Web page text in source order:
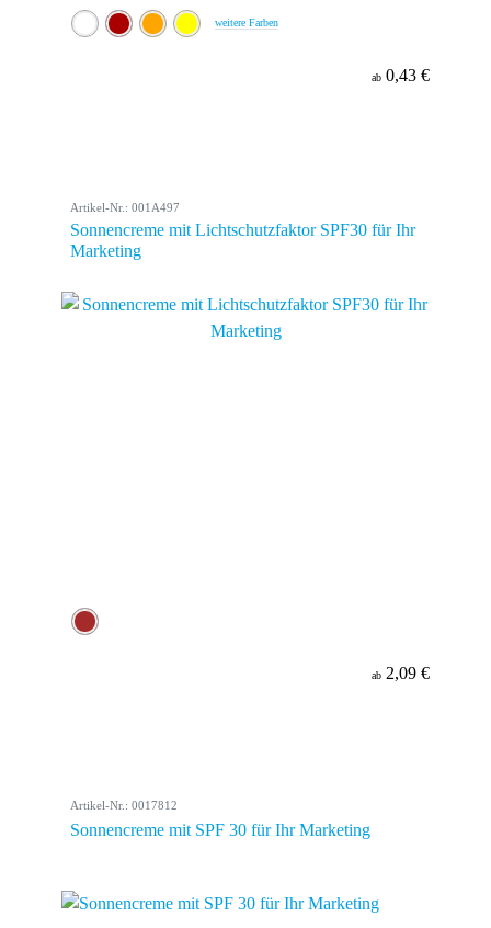
weitere Farben
ab 0,43 €
Artikel-Nr.: 001A497
Sonnencreme mit Lichtschutzfaktor SPF30 für Ihr
Marketing
ab 2,09 €
Artikel-Nr.: 0017812
Sonnencreme mit SPF 30 für Ihr Marketing